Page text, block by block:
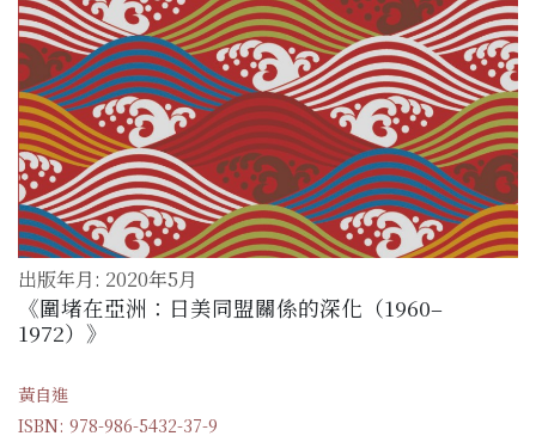
出版年月: 2020年5月
《圍堵在亞洲：日美同盟關係的深化（1960–
1972）》
黃自進
ISBN: 978-986-5432-37-9